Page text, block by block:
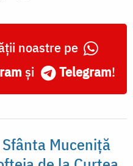
noastre pe
și Telegram!
Muceniță